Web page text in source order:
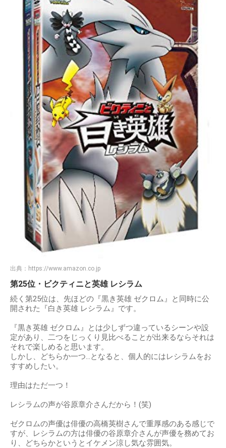
出典： https://www.amazon.co.jp
第25位・ビクティニと英雄 レシラム
続く第25位は、先ほどの『黒き英雄 ゼクロム』と同時に公
開された『白き英雄 レシラム』です。
『黒き英雄 ゼクロム』とは少しずつ違っているシーンや設
定があり、二つをじっくり見比べることが出来るならそれは
それで楽しめると思います。
しかし、どちらか一つ…となると、個人的にはレシラムをお
すすめしたい。
理由はただ一つ！
レシラムの声が谷原章介さんだから！(笑)
ゼクロムの声優は俳優の高橋英樹さんで重厚感のある感じで
すが、レシラムの方は俳優の谷原章介さんが声優を務めてお
り、どちらかというとイケメン涼し気な雰囲気。